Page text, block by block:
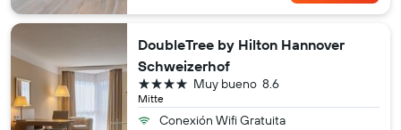
DoubleTree by Hilton Hannover
Schweizerhof
Mitte
8.6
Muy bueno
4 estrellas
Conexión Wifi Gratuita